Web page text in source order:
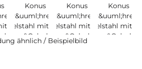
ähnlich / Beispielbild